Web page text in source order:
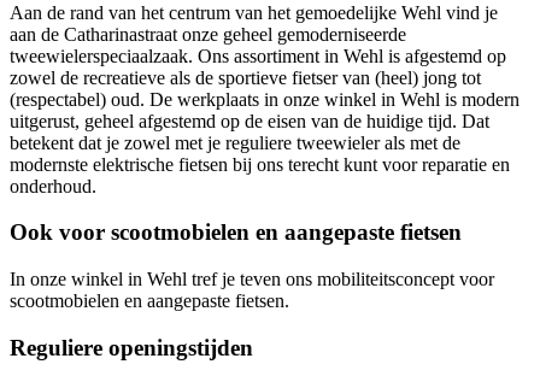
Aan de rand van het centrum van het gemoedelijke Wehl vind je
aan de Catharinastraat onze geheel gemoderniseerde
tweewielerspeciaalzaak. Ons assortiment in Wehl is afgestemd op
zowel de recreatieve als de sportieve fietser van (heel) jong tot
(respectabel) oud. De werkplaats in onze winkel in Wehl is modern
uitgerust, geheel afgestemd op de eisen van de huidige tijd. Dat
betekent dat je zowel met je reguliere tweewieler als met de
modernste elektrische fietsen bij ons terecht kunt voor reparatie en
onderhoud.
Ook voor scootmobielen en aangepaste fietsen
In onze winkel in Wehl tref je teven ons mobiliteitsconcept voor
scootmobielen en aangepaste fietsen.
Reguliere openingstijden